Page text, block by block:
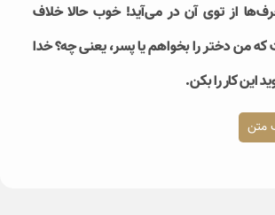
از توی آن در می‌آید! خوب حالا خلاف
من دختر را بخواهم یا پسر، یعنی چه؟ خدا
این کار را بکن.
متن